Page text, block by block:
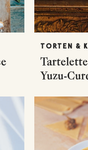
TORTEN &
Yuzu-